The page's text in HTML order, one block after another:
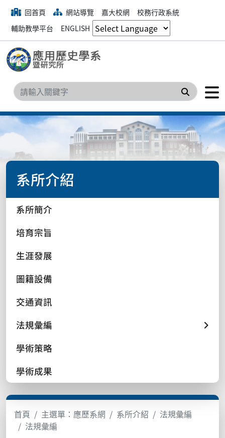
回首頁 網站導覽 嘉大校網
校務行政系統
輔助教學平台
ENGLISH
搜尋
系所介紹
系所簡介
培育宗旨
生涯發展
圖籍設備
交通資訊
法規彙編
學術策略
學術成果
首頁 主選單：應歷系網 系所介紹
法規彙編
法規彙編